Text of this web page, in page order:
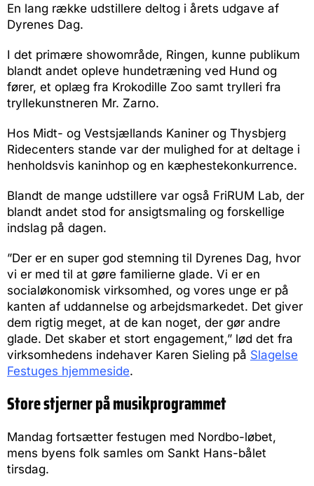
En lang række udstillere deltog i årets udgave af
Dyrenes Dag.
I det primære showområde, Ringen, kunne publikum
blandt andet opleve hundetræning ved Hund og
fører, et oplæg fra Krokodille Zoo samt trylleri fra
tryllekunstneren Mr. Zarno.
Hos Midt- og Vestsjællands Kaniner og Thysbjerg
Ridecenters stande var der mulighed for at deltage i
henholdsvis kaninhop og en kæphestekonkurrence.
Blandt de mange udstillere var også FriRUM Lab, der
blandt andet stod for ansigtsmaling og forskellige
indslag på dagen.
”Der er en super god stemning til Dyrenes Dag, hvor
vi er med til at gøre familierne glade. Vi er en
socialøkonomisk virksomhed, og vores unge er på
kanten af uddannelse og arbejdsmarkedet. Det giver
dem rigtig meget, at de kan noget, der gør andre
glade. Det skaber et stort engagement,” lød det fra
virksomhedens indehaver Karen Sieling på Slagelse
Festuges hjemmeside.
Store stjerner på musikprogrammet
Mandag fortsætter festugen med Nordbo-løbet,
mens byens folk samles om Sankt Hans-bålet
tirsdag.